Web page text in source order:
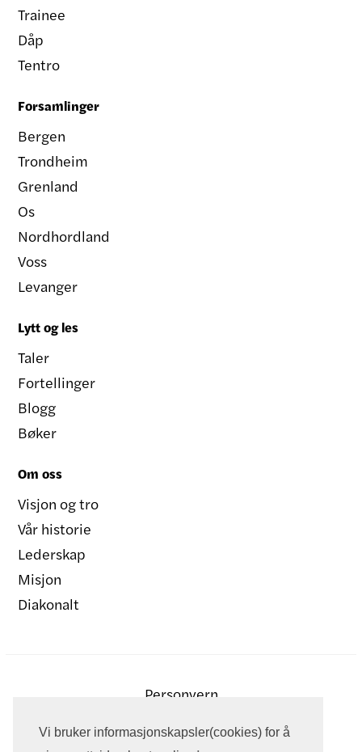
Vi bruker informasjonskapsler(cookies) for å
Trainee
Dåp
Tentro
Forsamlinger
Bergen
Trondheim
Grenland
Os
Nordhordland
Voss
Levanger
Lytt og les
Taler
Fortellinger
Blogg
Bøker
Om oss
Visjon og tro
Vår historie
Lederskap
Misjon
Diakonalt
Personvern